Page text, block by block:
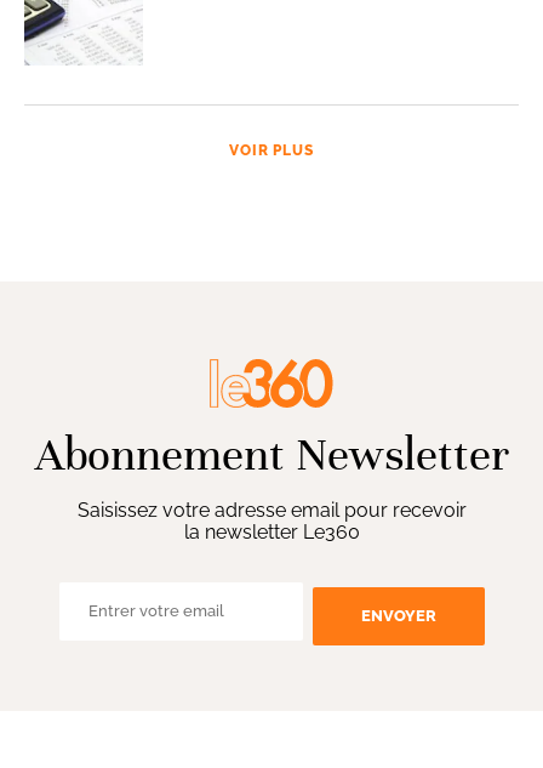
VOIR PLUS
Abonnement Newsletter
Saisissez votre adresse email pour recevoir
la newsletter Le360
ENVOYER